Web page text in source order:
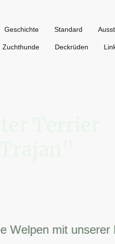
Geschichte Standard
Zuchthunde Deckrüden
mit unserer FCI